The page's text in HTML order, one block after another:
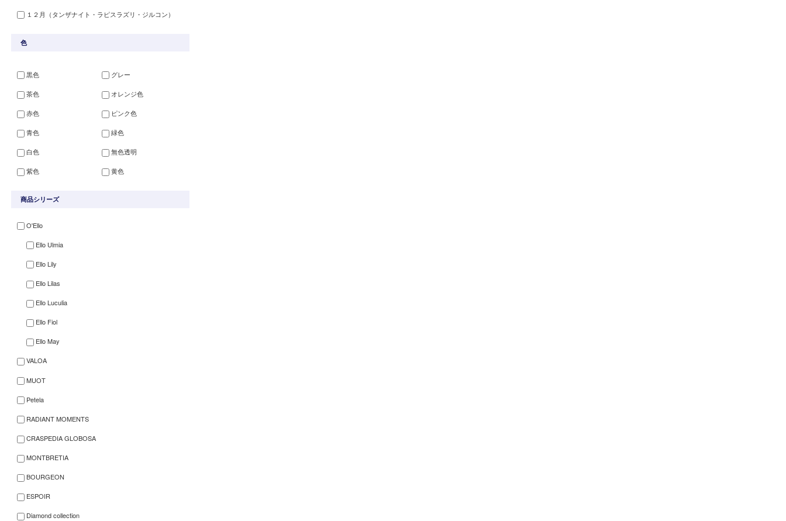
１２月（タンザナイト・ラピスラズリ・ジルコン）
色
黒色 グレー
茶色 オレンジ色
赤色 ピンク色
青色 緑色
白色 無色透明
紫色 黄色
商品シリーズ
O'Ello
Ello Ulmia
Ello Lily
Ello Lilas
Ello Luculia
Ello Fiol
Ello May
VALOA
MUOT
Petela
RADIANT MOMENTS
CRASPEDIA GLOBOSA
MONTBRETIA
BOURGEON
ESPOIR
Diamond collection